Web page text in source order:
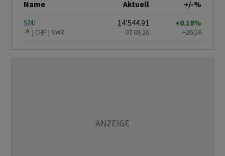
Name Aktuell
+/-%
SMI
CHF SWX
14'544.91
07.08.26
+0.18%
+26.16